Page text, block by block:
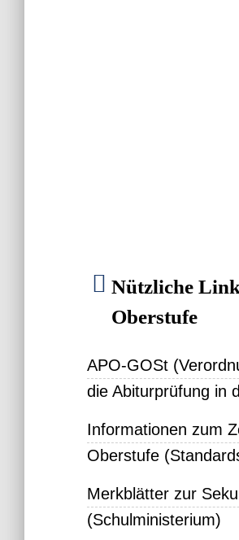
Nützliche
Oberstufe
APO-GOSt
die Abiturprüfung in
Informationen zum
Oberstufe
Merkblätter zur
(Schulministerium)